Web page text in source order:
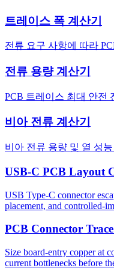
트레이스 폭 계산기
전류 요구 사항에 따라
전류 용량 계산기
PCB 트레이스 최대 안전
비아 전류 계산기
비아 전류 용량 및 열 성
USB-C PCB Layout
USB Type-C connector
placement, and controlled-
PCB Connector
Size board-entry copper at
current bottlenecks before